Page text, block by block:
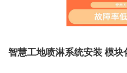
智慧工地喷淋系统安装 模